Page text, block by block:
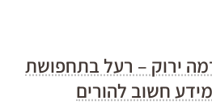
ירוק – רעל בתחפושת
חשוב להורים